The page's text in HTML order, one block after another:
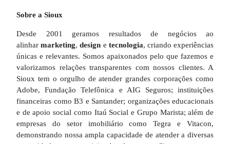
Sobre a Sioux
Desde 2001 geramos resultados de negócios ao
alinharmarketing,design e tecnologia, criando experiências
únicas e relevantes. Somos apaixonados pelo que fazemos e
valorizamos relações transparentes com nossos clientes. A
Sioux tem o orgulho de atender grandes corporações como
Adobe, Fundação Telefônica e AIG Seguros; instituições
financeiras como B3 e Santander; organizações educacionais
e de apoio social como Itaú Social e Grupo Marista; além de
empresas do setor imobiliário como Tegra e Vitacon,
demonstrando nossa ampla capacidade de atender a diversas